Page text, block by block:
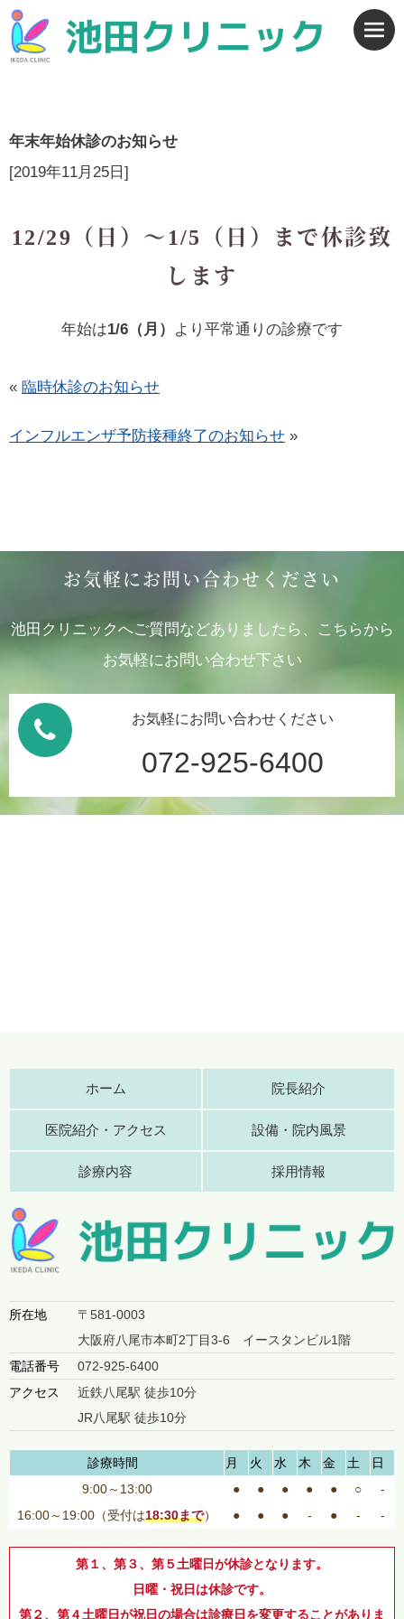
年末年始休診のお知らせ
[2019年11月25日]
12/29（日）～1/5（日）
まで休診致
します
年始は1/6（月） より平常通りの診療です
« 臨時休診のお知らせ
インフルエンザ予防接種終了のお知らせ »
お気軽にお問い合わせください
池田クリニックへご質問などありましたら、こちらから
お気軽にお問い合わせ下さい
お気軽にお問い合わせください
072-925-6400
ホーム 院長紹介
医院紹介・アクセス 設備・院内風景
診療内容 採用情報
所在地
〒581-0003
大阪府八尾市本町2丁目3-6 イースタンビル1階
電話番号
072-925-6400
アクセス
近鉄八尾駅 徒歩10分
JR八尾駅 徒歩10分
診療時間 月 火 水 木 金 土
日
9:00～13:00
● ● ● ● ● ○
-
16:00～19:00（受付は18:30まで） ● ● ● - ● - -
第１、第３、第５土曜日が休診となります。
日曜・祝日は休診です。
第２、第４土曜日が祝日の場合は診療日を変更することがありま